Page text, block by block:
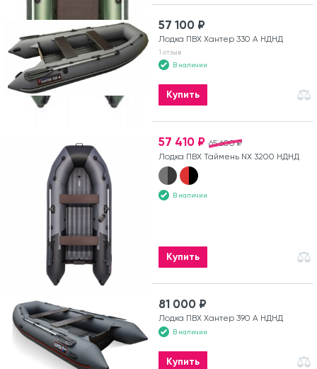
57 100 ₽
Лодка ПВХ Хантер 330 А НДНД
1 отзыв
В наличии
Купить
65 600 ₽
57 410 ₽
Лодка ПВХ Таймень NX 3200 НДНД
В наличии
Купить
81 000 ₽
Лодка ПВХ Хантер 390 А НДНД
В наличии
Купить